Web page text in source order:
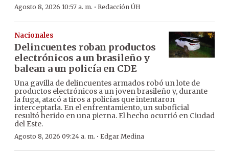
Agosto 8, 2026 10:57 a. m. · Redacción ÚH
Nacionales
Delincuentes roban productos
electrónicos a un brasileño y
balean a un policía en CDE
Una gavilla de delincuentes armados robó un lote de
productos electrónicos a un joven brasileño y, durante
la fuga, atacó a tiros a policías que intentaron
interceptarla. En el enfrentamiento, un suboficial
resultó herido en una pierna. El hecho ocurrió en Ciudad
del Este.
Agosto 8, 2026 09:24 a. m. · Edgar Medina